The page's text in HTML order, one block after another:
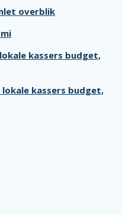
overblik
kassers budget,
kassers budget,